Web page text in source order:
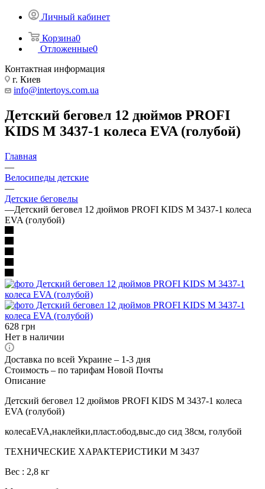
Личный кабинет
Корзина0
Отложенные0
Контактная информация
г. Киев
info@intertoys.com.ua
Детский беговел 12 дюймов PROFI
KIDS M 3437-1 колеса EVA (голубой)
Главная
—
Велосипеды детские
—
Детские беговелы
—Детский беговел 12 дюймов PROFI KIDS M 3437-1 колеса
EVA (голубой)
628 грн
Нет в наличии
Доставка по всей Украине – 1-3 дня
Стоимость – по тарифам Новой Почты
Описание
Детский беговел 12 дюймов PROFI KIDS M 3437-1 колеса
EVA (голубой)
колесаEVA,наклейки,пласт.обод,выс.до сид 38см, голубой
ТЕХНИЧЕСКИЕ ХАРАКТЕРИСТИКИ М 3437
Вес : 2,8 кг